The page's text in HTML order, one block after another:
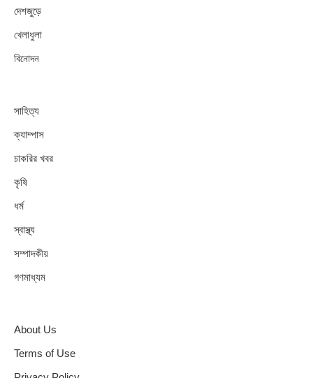
দেশজুড়ে
খেলাধুলা
বিনোদন
সাহিত্য
ক্যাম্পাস
চাকরির খবর
কৃষি
ধর্ম
স্বাস্থ্য
সম্পাদকীয়
গণমাধ্যম
About Us
Terms of Use